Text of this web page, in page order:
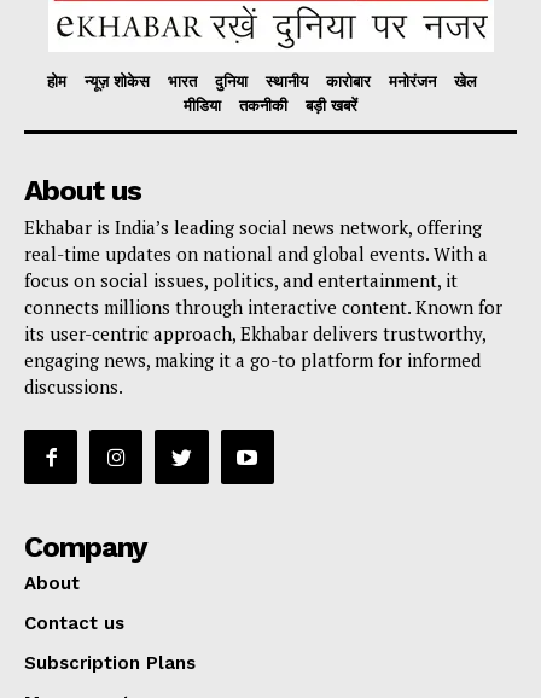
होम न्यूज़ शोकेस भारत दुनिया स्थानीय कारोबार मनोरंजन
खेल
मीडिया
तकनीकी बड़ी खबरें
About us
Ekhabar is India’s leading social news network, offering
real-time updates on national and global events. With a
focus on social issues, politics, and entertainment, it
connects millions through interactive content. Known for
its user-centric approach, Ekhabar delivers trustworthy,
engaging news, making it a go-to platform for informed
discussions.
Company
About
Contact us
Subscription Plans